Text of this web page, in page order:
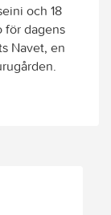
och 18
för dagens
Navet, en